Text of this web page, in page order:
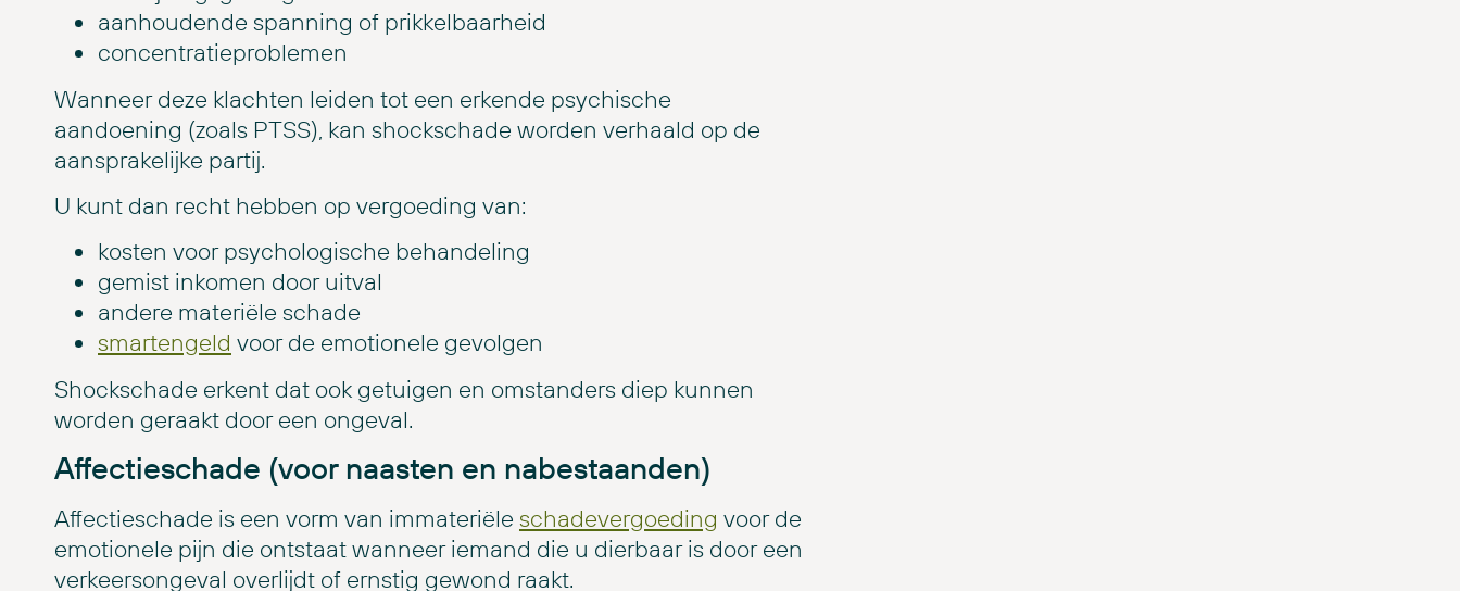
aanhoudende spanning of prikkelbaarheid
concentratieproblemen
Wanneer deze klachten leiden tot een erkende psychische
aandoening (zoals PTSS), kan shockschade worden verhaald op de
aansprakelijke partij.
U kunt dan recht hebben op vergoeding van:
kosten voor psychologische behandeling
gemist inkomen door uitval
andere materiële schade
smartengeld voor de emotionele gevolgen
Shockschade erkent dat ook getuigen en omstanders diep kunnen
worden geraakt door een ongeval.
Affectieschade (voor naasten en nabestaanden)
Affectieschade is een vorm van immateriële schadevergoeding voor de
emotionele pijn die ontstaat wanneer iemand die u dierbaar is door een
verkeersongeval overlijdt of ernstig gewond raakt.